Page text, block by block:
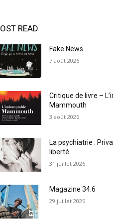
READ
Fake News
7 août 2026
Critique de livre –
Mammouth
3 août 2026
La psychiatrie :
liberté
31 juillet 2026
Magazine 34.6
29 juillet 2026